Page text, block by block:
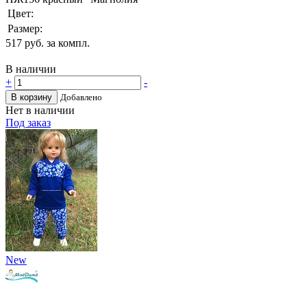
Цвет:
Размер:
517 руб. за компл.
В наличии
+
-
В корзину Добавлено
Нет в наличии
Под заказ
New